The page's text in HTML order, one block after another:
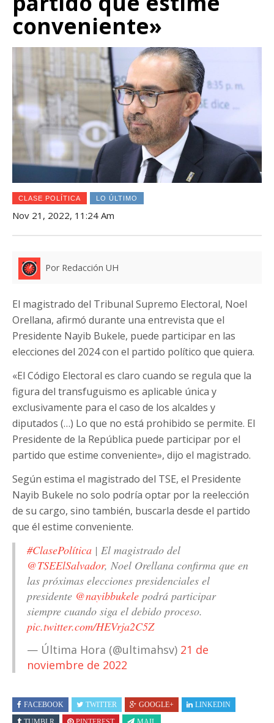
conveniente»
CLASE POLÍTICA LO ÚLTIMO
Nov 21, 2022, 11:24 Am
Por Redacción UH
El magistrado del Tribunal Supremo Electoral, Noel
Orellana, afirmó durante una entrevista que el
Presidente Nayib Bukele, puede participar en las
elecciones del 2024 con el partido político que quiera.
«El Código Electoral es claro cuando se regula que la
figura del transfuguismo es aplicable única y
exclusivamente para el caso de los alcaldes y
diputados (…) Lo que no está prohibido se permite. El
Presidente de la República puede participar por el
partido que estime conveniente», dijo el magistrado.
Según estima el magistrado del TSE, el Presidente
Nayib Bukele no solo podría optar por la reelección
de su cargo, sino también, buscarla desde el partido
que él estime conveniente.
#ClasePolítica | El magistrado del
@TSEElSalvador, Noel Orellana confirma que en
las próximas elecciones presidenciales el
presidente @nayibbukele podrá participar
siempre cuando siga el debido proceso.
pic.twitter.com/HEVrja2C5Z
— Última Hora (@ultimahsv) 21 de
noviembre de 2022
FACEBOOK TWITTER GOOGLE+
LINKEDIN